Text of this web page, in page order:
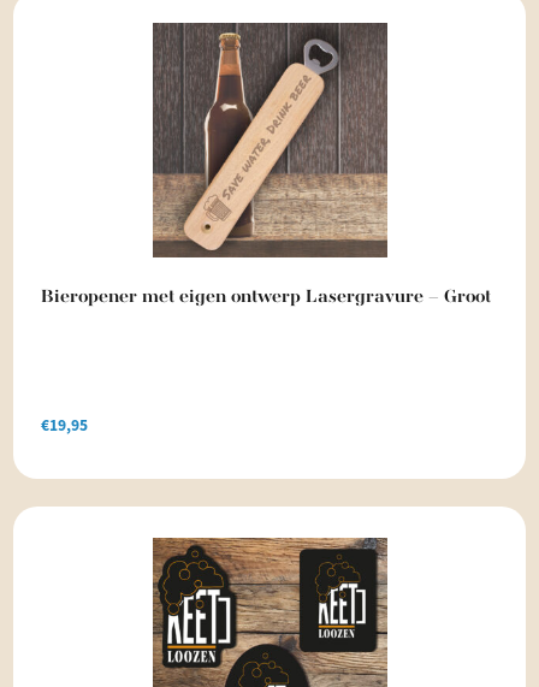
Bieropener met eigen ontwerp Lasergravure – Groot
€19,95